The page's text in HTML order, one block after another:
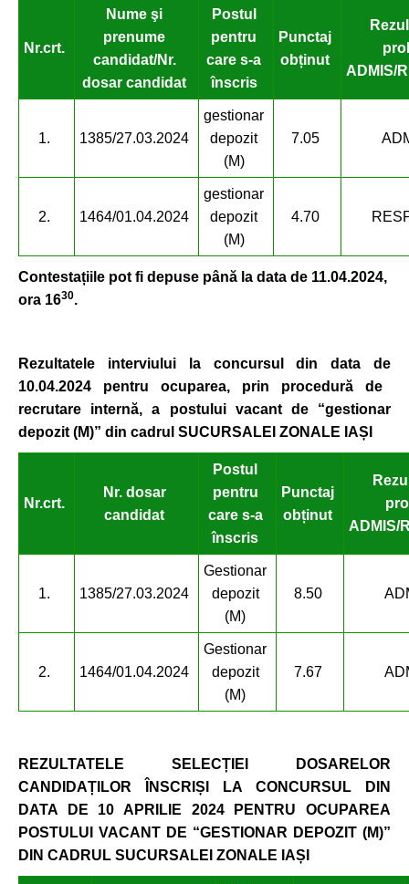
Nr.crt.
Nume şi
prenume
candidat/Nr.
dosar candidat
Postul
pentru
care s-a
înscris
Punctaj
obținut
ADMIS/
1. 1385/27.03.2024
gestionar
depozit
(M)
7.05
2. 1464/01.04.2024
gestionar
depozit
(M)
4.70
Contestațiile pot fi depuse până la data de 11.04.2024,
ora 1630.
Rezultatele interviului la concursuldin data de
10.04.2024 pentru ocuparea, prin procedură de
recrutare internă, a postului vacant de “gestionar
depozit (M)” din cadrul SUCURSALEI ZONALE IAȘI
Nr.crt.
Nr. dosar
candidat
Postul
pentru
care s-a
înscris
Punctaj
obținut
ADMIS/
1. 1385/27.03.2024
Gestionar
depozit
(M)
8.50
2. 1464/01.04.2024
Gestionar
depozit
(M)
7.67
REZULTATELE SELECȚIEI DOSARELOR
CANDIDAȚILOR ÎNSCRIȘI LA CONCURSUL DIN
DATA DE 10 APRILIE 2024 PENTRU OCUPAREA
POSTULUI VACANT DE “GESTIONAR DEPOZIT (M)”
DIN CADRUL SUCURSALEI ZONALE IAȘI